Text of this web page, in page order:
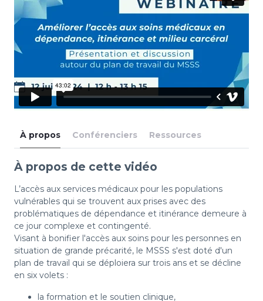
À propos Conférenciers Ressources
À propos de cette vidéo
L’accès aux services médicaux pour les populations
vulnérables qui se trouvent aux prises avec des
problématiques de dépendance et itinérance demeure à
ce jour complexe et contingenté.
Visant à bonifier l'accès aux soins pour les personnes en
situation de grande précarité, le MSSS s'est doté d'un
plan de travail qui se déploiera sur trois ans et se décline
en six volets :
la formation et le soutien clinique,